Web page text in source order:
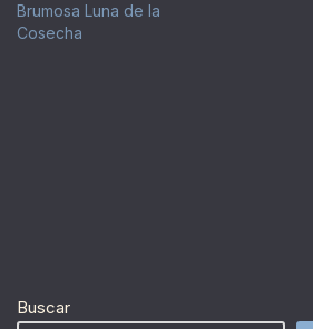
Brumosa Luna de la
Cosecha
Buscar